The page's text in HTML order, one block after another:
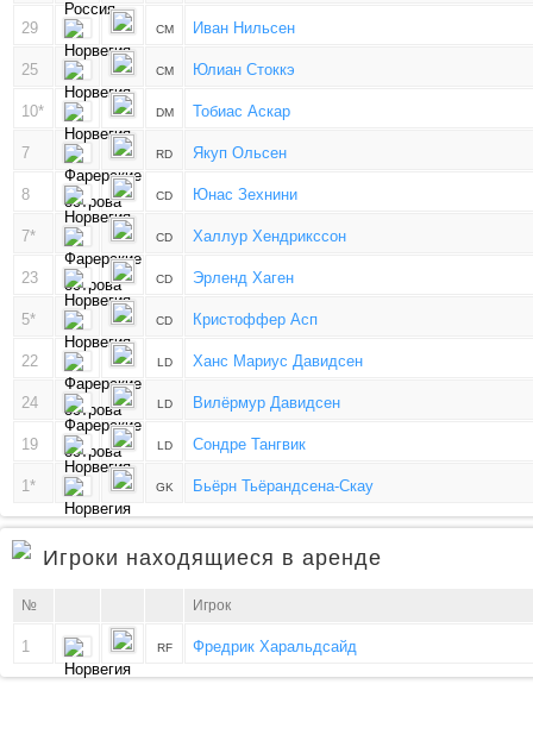
29 CM Иван Нильсен
25 CM Юлиан Стоккэ
10* DM Тобиас Аскар
7 RD Якуп Ольсен
8 CD Юнас Зехнини
7* CD Халлур Хендрикссон
23 CD Эрленд Хаген
5* CD Кристоффер Асп
22 LD Ханс Мариус Давидсен
24 LD Вилёрмур Давидсен
19 LD Сондре Тангвик
1* GK Бьёрн Тьёрандсена-Скау
Игроки находящиеся в аренде
№ Игрок
1 RF Фредрик Харальдсайд